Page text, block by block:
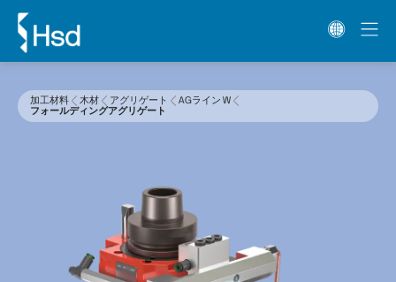
加工材料 木材 アグリゲート
AGライン W
フォールディングアグリゲート